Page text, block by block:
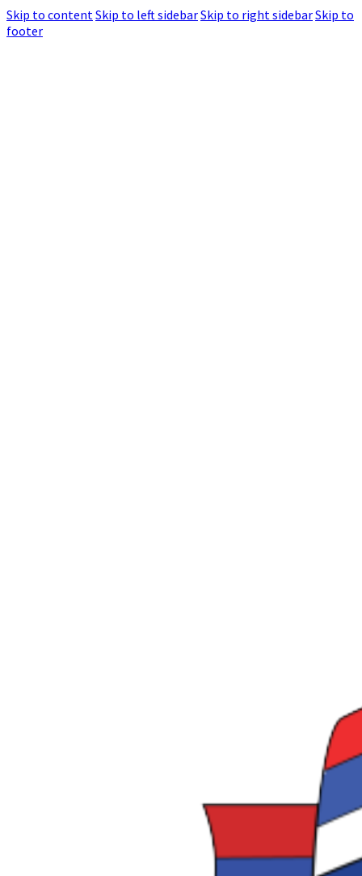
Skip to contentSkip to left sidebarSkip to right sidebarSkip to
footer